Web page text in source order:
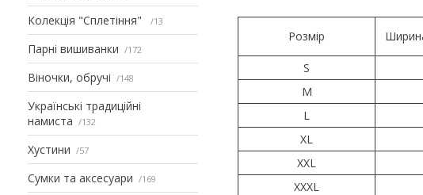
Колекція "Сплетіння" 13
Парні вишиванки 172
Віночки, обручі 148
Українські традиційні
намиста
132
Хустини 57
Сумки та аксесуари 169
Розмір
S
M
L
XL
XXL
XXXL